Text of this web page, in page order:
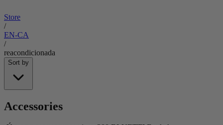
Store
/
EN-CA
/
reacondicionada
Sort by
Accessories